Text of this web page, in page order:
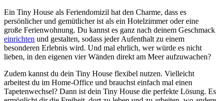
Ein Tiny House als Feriendomizil hat den Charme, dass es
persönlicher und gemütlicher ist als ein Hotelzimmer oder eine
große Ferienwohnung. Du kannst es ganz nach deinem Geschmack
einrichten und gestalten, sodass jeder Aufenthalt zu einem
besonderen Erlebnis wird. Und mal ehrlich, wer würde es nicht
lieben, in den eigenen vier Wänden direkt am Meer aufzuwachen?
Zudem kannst du dein Tiny House flexibel nutzen. Vielleicht
arbeitest du im Home-Office und brauchst einfach mal einen
Tapetenwechsel? Dann ist dein Tiny House die perfekte Lösung. Es